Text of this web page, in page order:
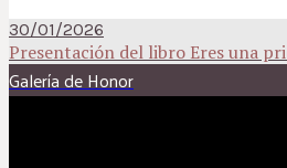
30/01/2026
Presentación del libro Eres una
Galería de Honor